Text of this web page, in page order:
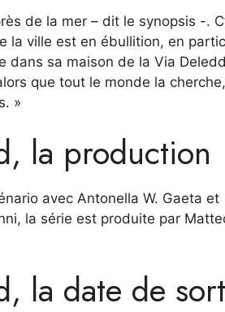
de la mer – dit le synopsis -.
la ville est en ébullition, en
dans sa maison de la Via
que tout le monde la cherche,
»
la production
avec Antonella W. Gaeta et
la série est produite par
la date de